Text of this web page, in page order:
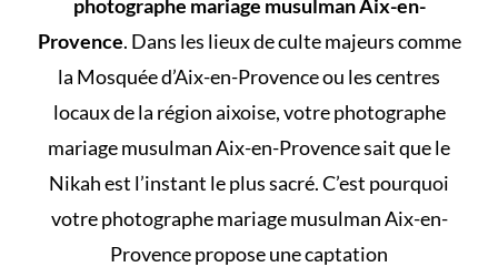
photographe mariage musulman Aix-en-
Provence. Dans les lieux de culte majeurs comme
la Mosquée d’Aix-en-Provence ou les centres
locaux de la région aixoise, votre photographe
mariage musulman Aix-en-Provence sait que le
Nikah est l’instant le plus sacré. C’est pourquoi
votre photographe mariage musulman Aix-en-
Provence propose une captation